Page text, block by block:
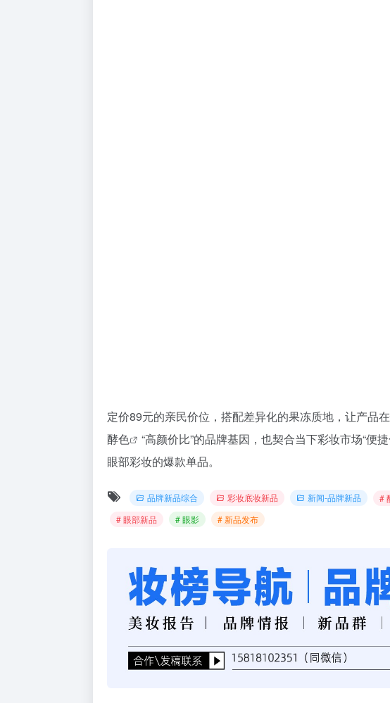
定价89元的亲民价位，搭配差异化的果冻质地，让产品
酵色
“高颜价比”的品牌基因，也契合当下彩妆市场“便
眼部彩妆的爆款单品。
品牌新品综合 彩妆底妆新品 新闻-品牌新品 #
# 眼部新品
# 眼影 # 新品发布